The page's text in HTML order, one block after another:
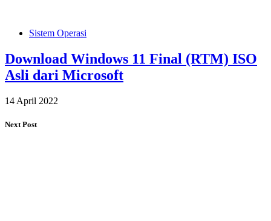
Sistem Operasi
Download Windows 11 Final (RTM) ISO
Asli dari Microsoft
14 April 2022
Next Post